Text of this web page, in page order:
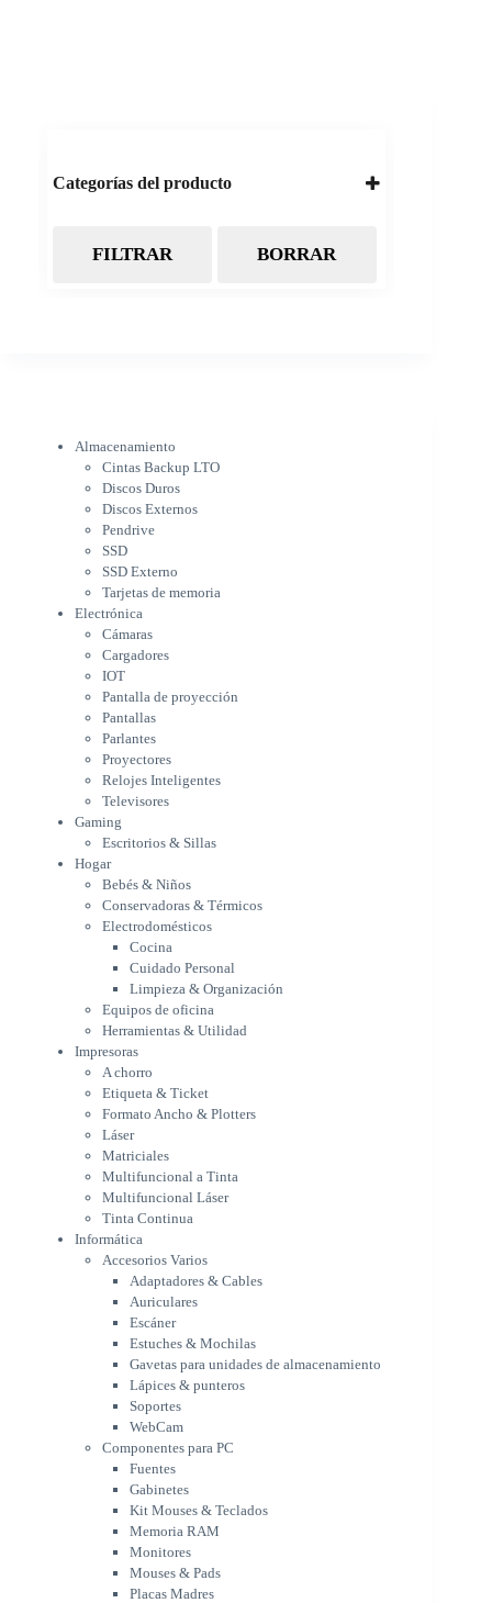
Categorías del producto
Almacenamiento
Cámaras
Cargadores
IOT
Pantalla de proyección
Pantallas
Proyectores
Relojes Inteligentes
Televisores
Gaming
Escritorios & Sillas
Hogar
Bebés & Niños
Conservadoras & Térmicos
Electrodomésticos
Cocina
Cuidado Personal
Limpieza & Organización
Equipos de oficina
Herramientas & Utilidad
Impresoras
A chorro
Etiqueta & Ticket
Formato Ancho & Plotters
Matriciales
Multifuncional a Tinta
Tinta Continua
Informática
Accesorios Varios
Adaptadores & Cables
Auriculares
Escáner
Estuches & Mochilas
Gavetas para unidades de
almacenamiento
Lápices & punteros
Soportes
WebCam
Componentes para PC
Fuentes
Gabinetes
Kit Mouses & Teclados
Memoria RAM
Monitores
Mouses & Pads
Placas Madres
Procesadores
Refrigeración & Enfriamiento
Tarjetas Gráficas
Teclados
Equipos NUC
FILTRAR BORRAR
Almacenamiento
Cintas Backup LTO
Discos Duros
Discos Externos
Pendrive
SSD
SSD Externo
Tarjetas de memoria
Electrónica
Cámaras
Cargadores
IOT
Pantalla de proyección
Pantallas
Parlantes
Proyectores
Relojes Inteligentes
Televisores
Gaming
Escritorios & Sillas
Hogar
Bebés & Niños
Conservadoras & Térmicos
Electrodomésticos
Cocina
Cuidado Personal
Limpieza & Organización
Equipos de oficina
Herramientas & Utilidad
Impresoras
A chorro
Etiqueta & Ticket
Formato Ancho & Plotters
Láser
Matriciales
Multifuncional a Tinta
Multifuncional Láser
Tinta Continua
Informática
Accesorios Varios
Adaptadores & Cables
Auriculares
Escáner
Estuches & Mochilas
Gavetas para unidades de almacenamiento
Lápices & punteros
Soportes
WebCam
Componentes para PC
Fuentes
Gabinetes
Kit Mouses & Teclados
Memoria RAM
Monitores
Mouses & Pads
Placas Madres